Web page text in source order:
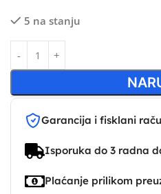
5 na stanju
Garancija i fisklani
Isporuka do 3 radna
Plaćanje prilikom